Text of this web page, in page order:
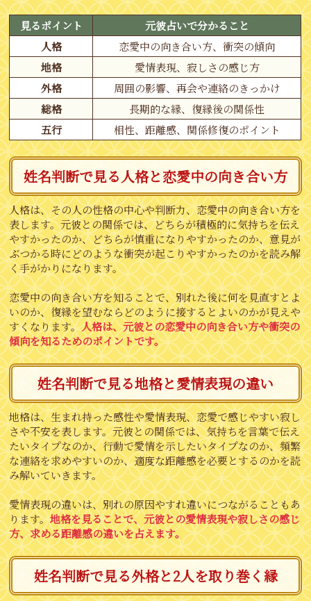
見るポイント
元彼占いで分かること
人格
恋愛中の向き合い方、衝突の傾向
地格
愛情表現、寂しさの感じ方
外格
周囲の影響、再会や連絡のきっかけ
総格
長期的な縁、復縁後の関係性
五行
相性、距離感、関係修復のポイント
姓名判断で見る人格と恋愛中の向き合い方
人格は、その人の性格の中心や判断力、恋愛中の向き合い方を
表します。元彼との関係では、どちらが積極的に気持ちを伝え
やすかったのか、どちらが慎重になりやすかったのか、意見が
ぶつかる時にどのような衝突が起こりやすかったのかを読み解
く手がかりになります。
恋愛中の向き合い方を知ることで、別れた後に何を見直すとよ
いのか、復縁を望むならどのように接するとよいのかが見えや
すくなります。人格は、元彼との恋愛中の向き合い方や衝突の
傾向を知るためのポイントです。
姓名判断で見る地格と愛情表現の違い
地格は、生まれ持った感性や愛情表現、恋愛で感じやすい寂し
さや不安を表します。元彼との関係では、気持ちを言葉で伝え
たいタイプなのか、行動で愛情を示したいタイプなのか、頻繁
な連絡を求めやすいのか、適度な距離感を必要とするのかを読
み解いていきます。
愛情表現の違いは、別れの原因やすれ違いにつながることもあ
ります。地格を見ることで、元彼との愛情表現や寂しさの感じ
方、求める距離感の違いを占えます。
姓名判断で見る外格と2人を取り巻く縁